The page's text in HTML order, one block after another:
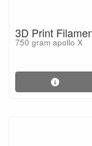
3D Print
750 gram apollo X